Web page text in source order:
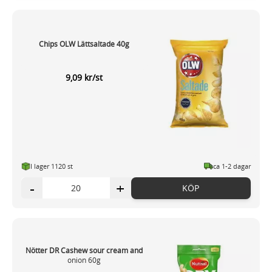
Chips OLW Lättsaltade 40g
9,09 kr/st
I lager 1120 st ca 1-2 dagar
- + KÖP
Nötter DR Cashew sour cream and
onion 60g